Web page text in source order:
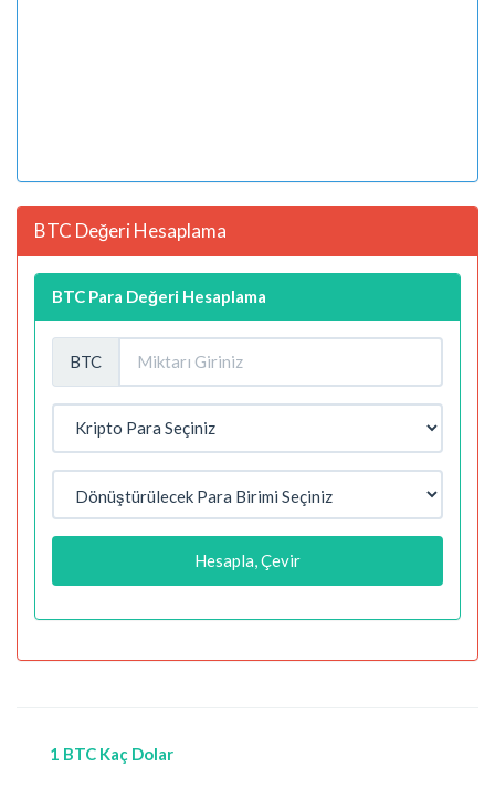
BTC Değeri Hesaplama
BTC Para Değeri Hesaplama
BTC
Hesapla, Çevir
1 BTC Kaç Dolar